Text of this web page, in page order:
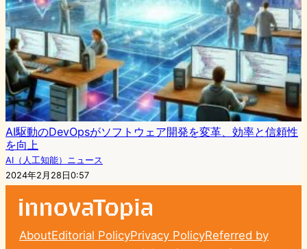
AI駆動のDevOpsがソフトウェア開発を変革、効率と信頼性
を向上
AI（人工知能）ニュース
2024年2月28日0:57
AboutEditorial PolicyPrivacy PolicyReferred by